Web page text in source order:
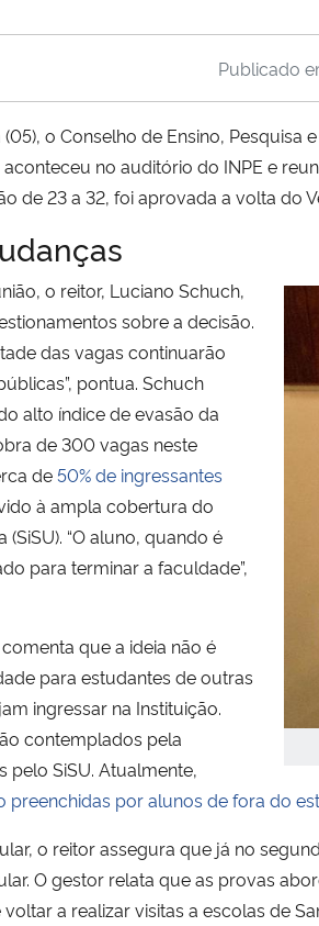
Publicado
o Conselho de Ensino, Pesquisa e
aconteceu no auditório do INPE e
de 23 a 32, foi aprovada a volta do
o reitor, Luciano Schuch,
sobre a decisão.
das vagas continuarão
pontua. Schuch
alto índice de evasão da
de 300 vagas neste
de50% de ingressantes
à ampla cobertura do
“O aluno, quando é
para terminar a faculdade”,
que a ideia não é
para estudantes de outras
ingressar na Instituição.
contemplados pela
pelo SiSU. Atualmente,
preenchidas por alunos de fora do
o reitor assegura que já no
O gestor relata que as provas
a realizar visitas a escolas de